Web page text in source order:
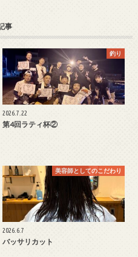
事
釣り
2026.7.22
第4回ラティ杯②
美容師としてのこだわり
2026.6.7
バッサリカット